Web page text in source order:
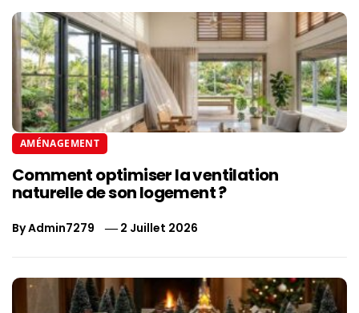
AMÉNAGEMENT
Comment optimiser la ventilation
naturelle de son logement ?
ByAdmin7279 2 Juillet 2026